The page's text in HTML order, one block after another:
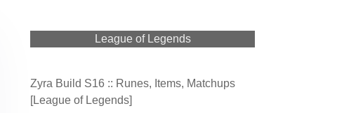
League of Legends
Zyra Build S16 :: Runes, Items, Matchups
[League of Legends]